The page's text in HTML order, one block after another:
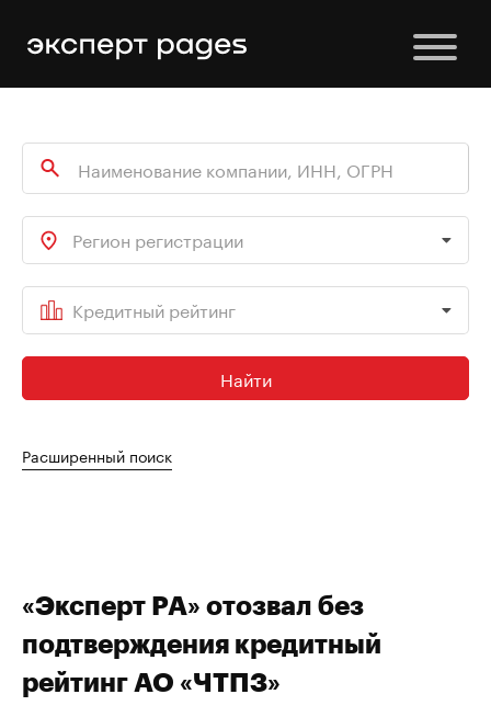
Регион регистрации
Кредитный рейтинг
Найти
Расширенный поиск
«Эксперт РА» отозвал без
подтверждения кредитный
рейтинг АО «ЧТПЗ»